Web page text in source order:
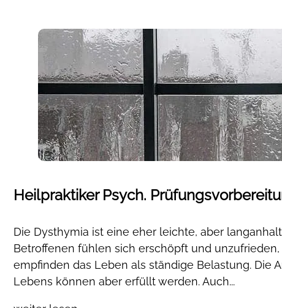
Heilpraktiker Psych.
Die Dysthymia ist eine eher leichte, aber
Betroffenen fühlen sich erschöpft und
empfinden das Leben als ständige Belastung. Die
Lebens können aber erfüllt werden. Auch...